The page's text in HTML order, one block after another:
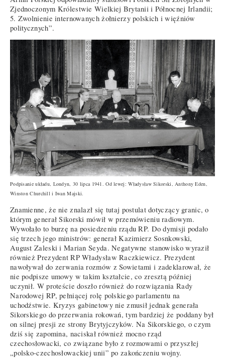
Zjednoczonym Królestwie Wielkiej Brytanii i Północnej Irlandii;
5. Zwolnienie internowanych żołnierzy polskich i więźniów
politycznych”.
Podpisanie układu, Londyn, 30 lipca 1941. Od lewej: Władysław Sikorski, Anthony Eden,
Winston Churchill i Iwan Majski.
Znamienne, że nie znalazł się tutaj postulat dotyczący granic, o
którym generał Sikorski mówił w przemówieniu radiowym.
Wywołało to burzę na posiedzeniu rządu RP. Do dymisji podało
się trzech jego ministrów: generał Kazimierz Sosnkowski,
August Zaleski i Marian Seyda. Negatywne stanowisko wyraził
również Prezydent RP Władysław Raczkiewicz. Prezydent
nawoływał do zerwania rozmów z Sowietami i zadeklarował, że
nie podpisze umowy w takim kształcie, co zresztą później
uczynił. W proteście doszło również do rozwiązania Rady
Narodowej RP, pełniącej rolę polskiego parlamentu na
uchodźstwie. Kryzys gabinetowy nie zmusił jednak generała
Sikorskiego do przerwania rokowań, tym bardziej że poddany był
on silnej presji ze strony Brytyjczyków. Na Sikorskiego, o czym
dziś się zapomina, naciskał również mocno rząd
czechosłowacki, co związane było z rozmowami o przyszłej
„polsko-czechosłowackiej unii” po zakończeniu wojny.